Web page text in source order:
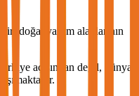
doğal yaşam alanlarının
açısından değil, dünya